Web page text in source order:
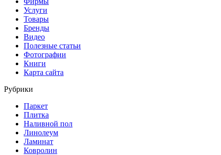
Услуги
Товары
Бренды
Видео
Полезные статьи
Фотографии
Книги
Карта сайта
Рубрики
Паркет
Плитка
Наливной пол
Линолеум
Ламинат
Ковролин